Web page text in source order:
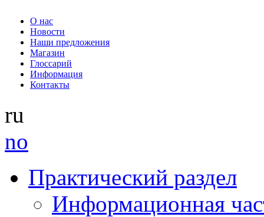
О нас
Новости
Наши предложения
Магазин
Глоссарий
Информация
Контакты
ru
no
Практический раздел
Информационная